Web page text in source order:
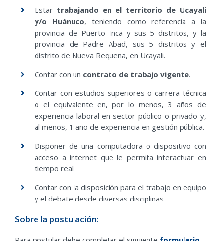
Estar trabajando en el territorio de Ucayali
y/o Huánuco, teniendo como referencia a la
provincia de Puerto Inca y sus 5 distritos, y la
provincia de Padre Abad, sus 5 distritos y el
distrito de Nueva Requena, en Ucayali.
Contar con un contrato de trabajo vigente.
Contar con estudios superiores o carrera técnica
o el equivalente en, por lo menos, 3 años de
experiencia laboral en sector público o privado y,
al menos, 1 año de experiencia en gestión pública.
Disponer de una computadora o dispositivo con
acceso a internet que le permita interactuar en
tiempo real.
Contar con la disposición para el trabajo en equipo
y el debate desde diversas disciplinas.
Sobre la postulación: